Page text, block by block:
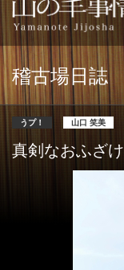
稽古場日誌
うプ！ 山口 笑美
真剣なおふざけ